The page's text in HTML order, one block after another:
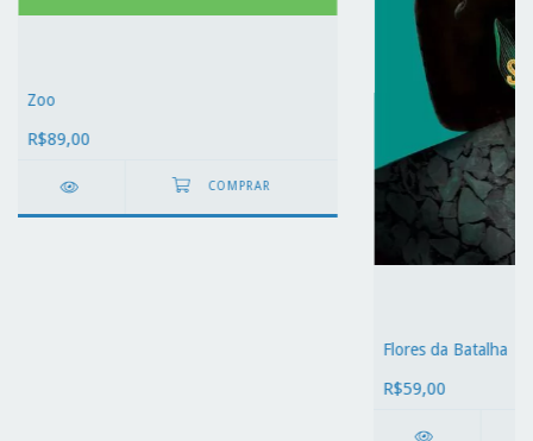
Zoo
R$89,00
Flores da Batalha
R$59,00